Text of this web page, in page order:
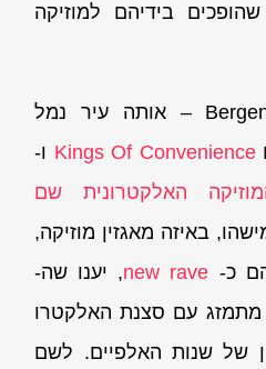
בידיהם למוזיקה
דטה-רוק מגיעים מ- Bergen – אותה עיר נמל
Kings Of Convenience ו-
האלקטרונית שם
באיזה מאגזין מוזיקה,
כ- new rave, יענו שה-
מתמזג עם סצנת האלקטרו
של שנות האלפיים. לשם